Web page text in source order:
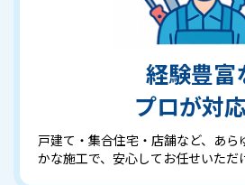
経験豊富
プロが対応
戸建て・集合住宅・店舗など、あら
かな施工で、安心してお任せいただ